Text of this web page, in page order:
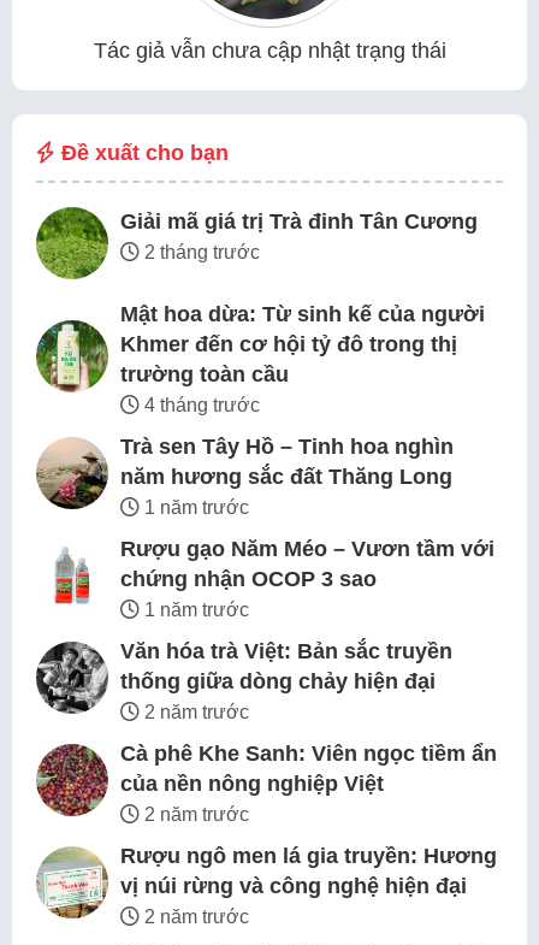
Tác giả vẫn chưa cập nhật trạng thái
Đề xuất cho bạn
Giải mã giá trị Trà đinh Tân Cương
2 tháng trước
Mật hoa dừa: Từ sinh kế của người
Khmer đến cơ hội tỷ đô trong thị
trường toàn cầu
4 tháng trước
Trà sen Tây Hồ – Tinh hoa nghìn
năm hương sắc đất Thăng Long
1 năm trước
Rượu gạo Năm Méo – Vươn tầm với
chứng nhận OCOP 3 sao
1 năm trước
Văn hóa trà Việt: Bản sắc truyền
thống giữa dòng chảy hiện đại
2 năm trước
Cà phê Khe Sanh: Viên ngọc tiềm ẩn
của nền nông nghiệp Việt
2 năm trước
Rượu ngô men lá gia truyền: Hương
vị núi rừng và công nghệ hiện đại
2 năm trước